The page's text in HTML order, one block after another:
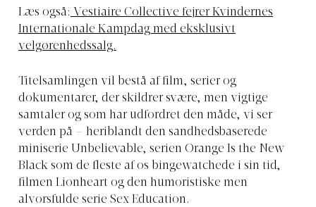
Læs også: Vestiaire Collective fejrer Kvindernes
Internationale Kampdag med eksklusivt
velgørenhedssalg.
Titelsamlingen vil bestå af film, serier og
dokumentarer, der skildrer svære, men vigtige
samtaler og som har udfordret den måde, vi ser
verden på – heriblandt den sandhedsbaserede
miniserie Unbelievable, serien Orange Is the New
Black som de fleste af os bingewatchede i sin tid,
filmen Lionheart og den humoristiske men
alvorsfulde serie Sex Education.